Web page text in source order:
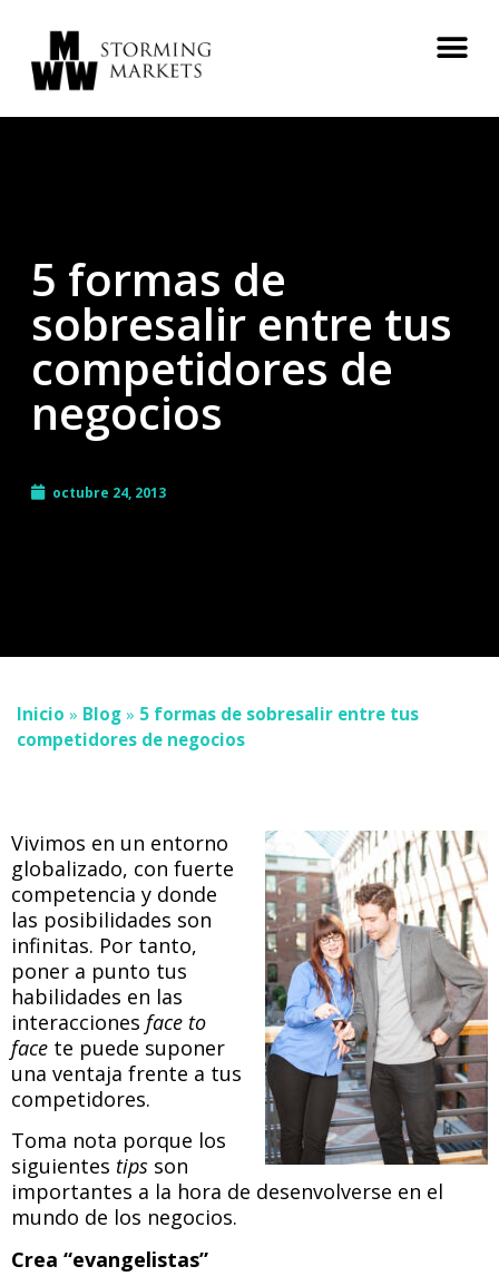
5 formas de
sobresalir entre tus
competidores de
negocios
octubre 24, 2013
Inicio » Blog » 5 formas de sobresalir entre tus
competidores de negocios
Vivimos en un entorno
globalizado, con fuerte
competencia y donde
las posibilidades son
infinitas. Por tanto,
poner a punto tus
habilidades en las
interacciones face to
face te puede suponer
una ventaja frente a tus
competidores.
Toma nota porque los
siguientes tips son
importantes a la hora de desenvolverse en el
mundo de los negocios.
Crea “evangelistas”